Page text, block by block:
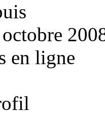
en ligne